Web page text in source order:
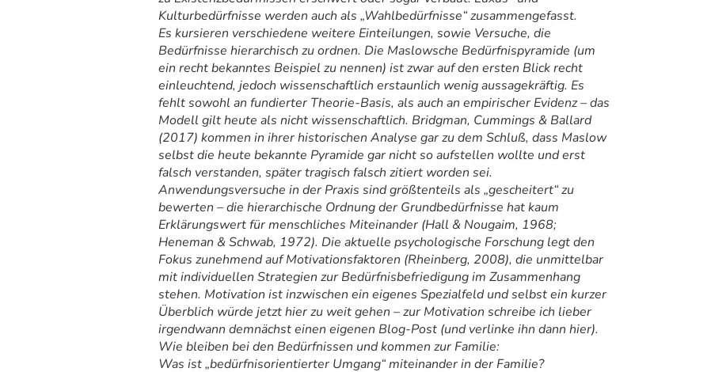
Kulturbedürfnisse werden auch als „Wahlbedürfnisse“ zusammengefasst.
Es kursieren verschiedene weitere Einteilungen, sowie Versuche, die
Bedürfnisse hierarchisch zu ordnen. Die Maslowsche Bedürfnispyramide (um
ein recht bekanntes Beispiel zu nennen) ist zwar auf den ersten Blick recht
einleuchtend, jedoch wissenschaftlich erstaunlich wenig aussagekräftig. Es
fehlt sowohl an fundierter Theorie-Basis, als auch an empirischer Evidenz – das
Modell gilt heute als nicht wissenschaftlich. Bridgman, Cummings & Ballard
(2017) kommen in ihrer historischen Analyse gar zu dem Schluß, dass Maslow
selbst die heute bekannte Pyramide gar nicht so aufstellen wollte und erst
falsch verstanden, später tragisch falsch zitiert worden sei.
Anwendungsversuche in der Praxis sind größtenteils als „gescheitert“ zu
bewerten – die hierarchische Ordnung der Grundbedürfnisse hat kaum
Erklärungswert für menschliches Miteinander (Hall & Nougaim, 1968;
Heneman & Schwab, 1972). Die aktuelle psychologische Forschung legt den
Fokus zunehmend auf Motivationsfaktoren (Rheinberg, 2008), die unmittelbar
mit individuellen Strategien zur Bedürfnisbefriedigung im Zusammenhang
stehen. Motivation ist inzwischen ein eigenes Spezialfeld und selbst ein kurzer
Überblich würde jetzt hier zu weit gehen – zur Motivation schreibe ich lieber
irgendwann demnächst einen eigenen Blog-Post (und verlinke ihn dann hier).
Wie bleiben bei den Bedürfnissen und kommen zur Familie:
Was ist „bedürfnisorientierter Umgang“ miteinander in der Familie?